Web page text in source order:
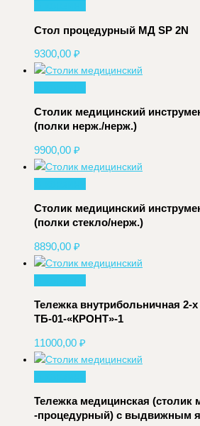
Стол процедурный МД SP 2N
9300,00 ₽
Столик медицинский
(полки нерж./нерж.)
9900,00 ₽
Столик медицинский
(полки стекло/нерж.)
8890,00 ₽
Тележка внутрибольничная 2-х
ТБ-01-«КРОНТ»-1
11000,00 ₽
Тележка медицинская
-процедурный) с выдвижным